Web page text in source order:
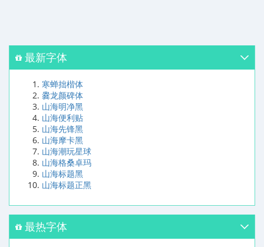
最新字体
寒蝉拙楷体
爨龙颜碑体
山海明净黑
山海便利贴
山海先锋黑
山海摩卡黑
山海潮玩星球
山海格桑卓玛
山海标题黑
山海标题正黑
最热字体